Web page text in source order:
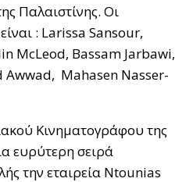
Παλαιστίνης. Οι
: Larissa Sansour,
McLeod, Bassam Jarbawi,
Awwad, Mahasen Nasser-
Κινηματογράφου της
ευρύτερη σειρά
την εταιρεία Ntounias